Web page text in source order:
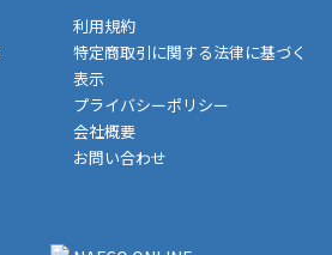
法が使用できない場合がございま
品については、その他商品との購入に
ます。また発送日についても、通常と
対象商品の説明ページをご確認くださ
いた場合
受取される店舗在庫を使用してご準備
舗に在庫がない場合は店舗よりお取り
。店舗準備でのお渡しとなる為、商品
利用規約
特定商取引に関する法律に基づく
表示
プライバシーポリシー
会社概要
お問い合わせ